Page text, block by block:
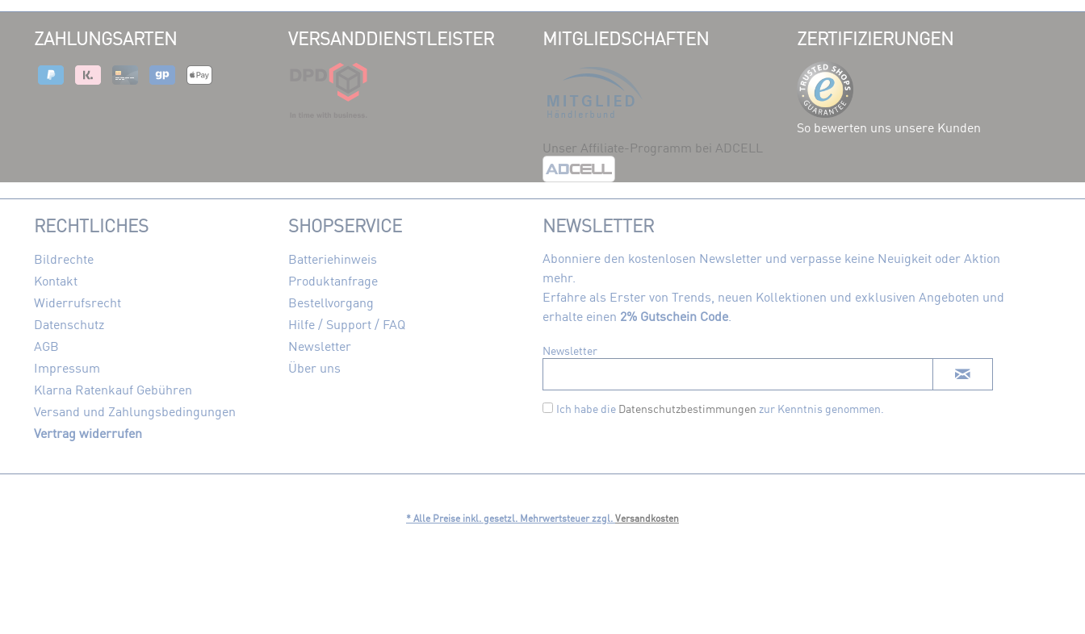
ZAHLUNGSARTEN VERSANDDIENSTLEISTER MITGLIEDSCHAFTEN
Unser Affiliate-Programm bei ADCELL
ZERTIFIZIERUNGEN
So bewerten uns unsere Kunden
RECHTLICHES
Bildrechte
Kontakt
Widerrufsrecht
Datenschutz
AGB
Impressum
Klarna Ratenkauf Gebühren
Versand und Zahlungsbedingungen
Vertrag widerrufen
SHOPSERVICE
Batteriehinweis
Produktanfrage
Bestellvorgang
Hilfe / Support / FAQ
Newsletter
Über uns
NEWSLETTER
Abonniere den kostenlosen Newsletter und verpasse keine Neuigkeit oder Aktion
mehr.
Erfahre als Erster von Trends, neuen Kollektionen und exklusiven Angeboten und
erhalte einen 2% Gutschein Code.
Newsletter
Ich habe die Datenschutzbestimmungen zur Kenntnis genommen.
* Alle Preise inkl. gesetzl. Mehrwertsteuer zzgl. Versandkosten